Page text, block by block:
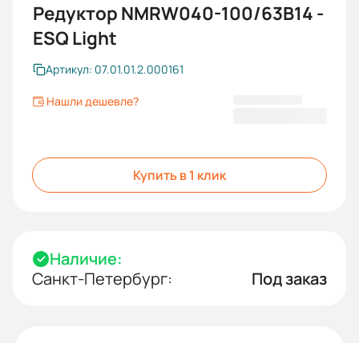
Редуктор NMRW040-100/63B14 -
ESQ Light
Артикул: 07.01.01.2.000161
Нашли дешевле?
Купить в 1 клик
Наличие:
Санкт-Петербург:
Под заказ